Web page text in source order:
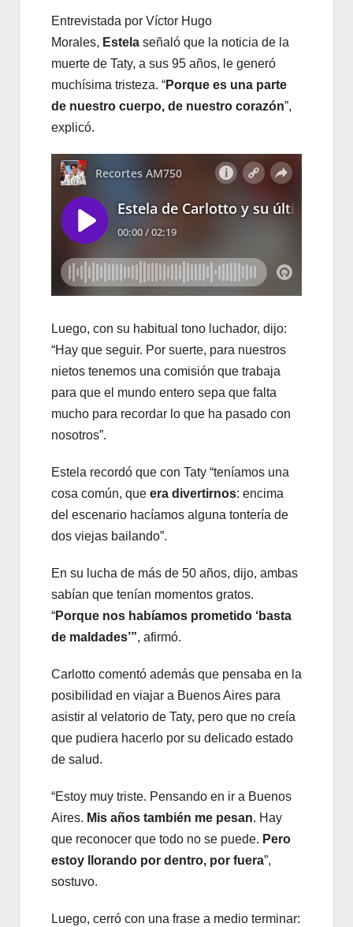
Entrevistada por Víctor Hugo
Morales, Estela señaló que la noticia de la
muerte de Taty, a sus 95 años, le generó
muchísima tristeza. “Porque es una parte
de nuestro cuerpo, de nuestro corazón”,
explicó.
Luego, con su habitual tono luchador, dijo:
“Hay que seguir. Por suerte, para nuestros
nietos tenemos una comisión que trabaja
para que el mundo entero sepa que falta
mucho para recordar lo que ha pasado con
nosotros”.
Estela recordó que con Taty “teníamos una
cosa común, que era divertirnos: encima
del escenario hacíamos alguna tontería de
dos viejas bailando”.
En su lucha de más de 50 años, dijo, ambas
sabían que tenían momentos gratos.
“Porque nos habíamos prometido ‘basta
de maldades’”, afirmó.
Carlotto comentó además que pensaba en la
posibilidad en viajar a Buenos Aires para
asistir al velatorio de Taty, pero que no creía
que pudiera hacerlo por su delicado estado
de salud.
“Estoy muy triste. Pensando en ir a Buenos
Aires. Mis años también me pesan. Hay
que reconocer que todo no se puede. Pero
estoy llorando por dentro, por fuera”,
sostuvo.
Luego, cerró con una frase a medio terminar: